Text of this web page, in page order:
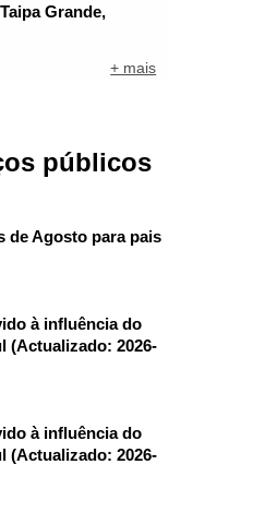
Grande,
+ mais
públicos
de Agosto para pais
à influência do
(Actualizado: 2026-
à influência do
(Actualizado: 2026-